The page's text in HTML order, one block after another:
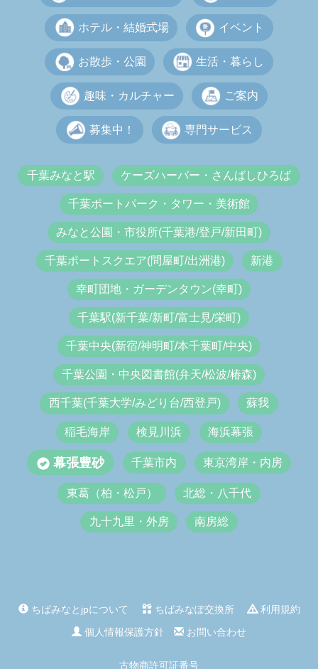
ホテル・結婚式場 イベント
お散歩・公園 生活・暮らし
趣味・カルチャー ご案内
募集中！ 専門サービス
千葉みなと駅 ケーズハーバー・さんばしひろば
千葉ポートパーク・タワー・美術館
みなと公園・市役所(千葉港/登戸/新田町)
千葉ポートスクエア(問屋町/出洲港) 新港
幸町団地・ガーデンタウン(幸町)
千葉駅(新千葉/新町/富士見/栄町)
千葉中央(新宿/神明町/本千葉町/中央)
千葉公園・中央図書館(弁天/松波/椿森)
西千葉(千葉大学/みどり台/西登戸) 蘇我
稲毛海岸 検見川浜 海浜幕張
幕張豊砂 千葉市内 東京湾岸・内房
東葛（柏・松戸） 北総・八千代
九十九里・外房 南房総
ちばみなとjpについて ちばみなぽ交換所
利用規約
個人情報保護方針
お問い合わせ
古物商許可証番号